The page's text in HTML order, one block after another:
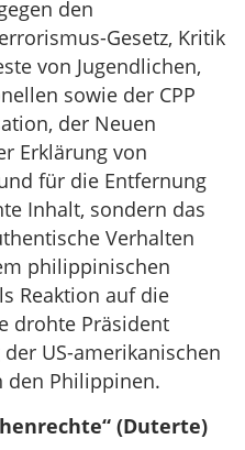
den
Gesetz, Kritik
von Jugendlichen,
sowie der CPP
der Neuen
Erklärung von
für die Entfernung
Inhalt, sondern das
Verhalten
philippinischen
Reaktion auf die
drohte Präsident
US-amerikanischen
den Philippinen.
(Duterte)